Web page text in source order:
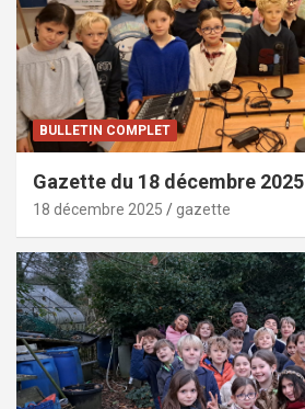
BULLETIN COMPLET
Gazette du 18 décembre 2025
18 décembre 2025 gazette